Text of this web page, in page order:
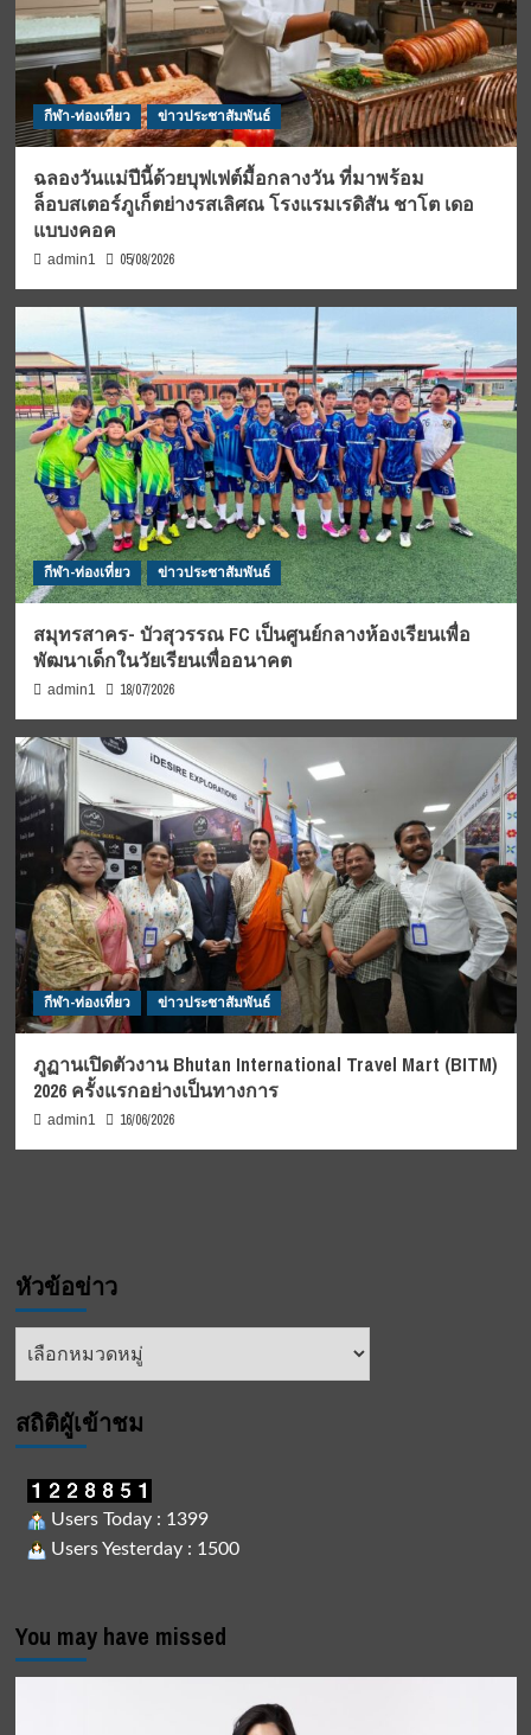
กีฬา-ท่องเที่ยว ข่าวประชาสัมพันธ์
ฉลองวันแม่ปีนี้ด้วยบุฟเฟต์มื้อกลางวัน ที่มาพร้อม
ล็อบสเตอร์ภูเก็ตย่างรสเลิศณ โรงแรมเรดิสัน ชาโต เดอ
แบบงคอค
admin1 05/08/2026
กีฬา-ท่องเที่ยว ข่าวประชาสัมพันธ์
สมุทรสาคร- บัวสุวรรณ FC เป็นศูนย์กลางห้องเรียนเพื่อ
พัฒนาเด็กในวัยเรียนเพื่ออนาคต
admin1 18/07/2026
กีฬา-ท่องเที่ยว ข่าวประชาสัมพันธ์
ภูฏานเปิดตัวงาน Bhutan International Travel Mart (BITM)
2026 ครั้งแรกอย่างเป็นทางการ
admin1 16/06/2026
หัวข้อข่าว
หัวข้อ
สถิติผูัเข้าชม
Users Today : 1399
Users Yesterday : 1500
You may have missed